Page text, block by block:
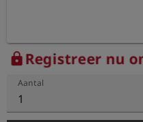
lockRegistreer nu
Aantal
1